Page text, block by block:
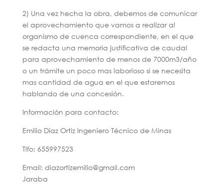
2) Una vez hecha la obra, debemos de comunicar
el aprovechamiento que vamos a realizar al
organismo de cuenca correspondiente, en el que
se redacta una memoria justificativa de caudal
para aprovechamiento de menos de 7000m3/año
o un trámite un poco mas laborioso si se necesita
mas cantidad de agua en el que estaremos
hablando de una concesión.
Información para contacto:
Emilio Díaz Ortiz Ingeniero Técnico de Minas
Tlfo: 655997523
Email: diazortizemilio@gmail.com
Jaraba